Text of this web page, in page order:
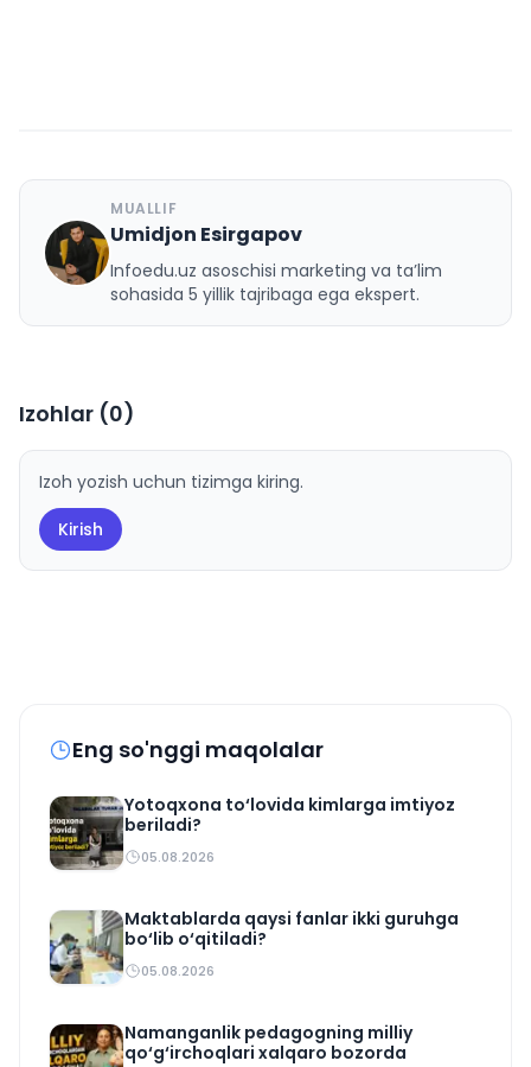
U
MUALLIF
Umidjon Esirgapov
Infoedu.uz asoschisi marketing va ta’lim
sohasida 5 yillik tajribaga ega ekspert.
Izohlar (0)
Izoh yozish uchun tizimga kiring.
Kirish
Eng so'nggi maqolalar
Yotoqxona to‘lovida kimlarga imtiyoz
beriladi?
05.08.2026
Maktablarda qaysi fanlar ikki guruhga
bo‘lib o‘qitiladi?
05.08.2026
Namanganlik pedagogning milliy
qo‘g‘irchoqlari xalqaro bozorda